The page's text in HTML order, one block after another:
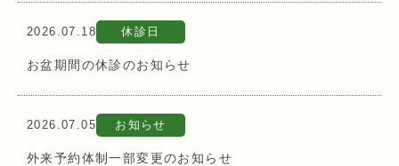
2026.07.18 休診日
お盆期間の休診のお知らせ
2026.07.05 お知らせ
外来予約体制一部変更のお知らせ